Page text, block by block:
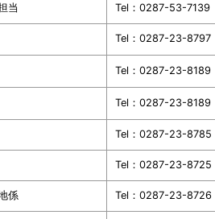
当 Tel：0287-53-7139
Tel：0287-23-8797
Tel：0287-23-8189
Tel：0287-23-8189
Tel：0287-23-8785
Tel：0287-23-8725
係 Tel：0287-23-8726